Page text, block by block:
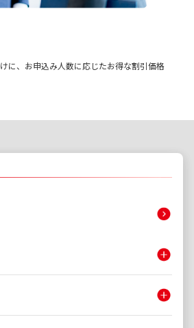
に、お申込み人数に応じたお得な割引価格